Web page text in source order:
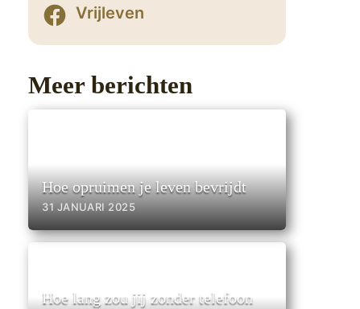
Vrijleven
Meer berichten
Hoe opruimen je leven bevrijdt
31 JANUARI 2025
Hoe lang zou jij zonder telefoon